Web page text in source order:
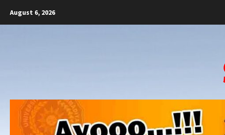
August 6, 2026